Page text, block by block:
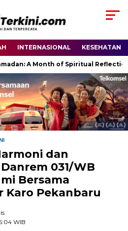
INTERNASIONAL KESEHATAN
A Month of Spiritual Reflection,
dan
031/WB
Bersama
Karo Pekanbaru
WIB